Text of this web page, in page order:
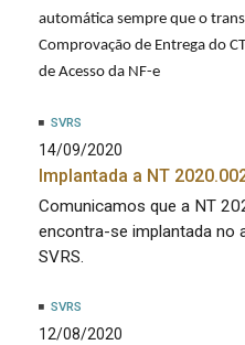
automática sempre que o
Comprovação de Entrega do
de Acesso da NF-e
SVRS
14/09/2020
Implantada a NT
Comunicamos que a NT
encontra-se implantada no
SVRS.
SVRS
12/08/2020